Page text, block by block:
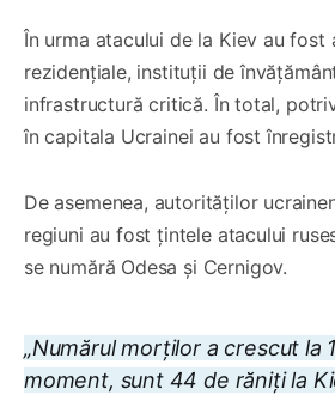
În urma atacului de la Kiev au fost
rezidențiale, instituții de
infrastructură critică. În total,
în capitala Ucrainei au fost
De asemenea, autorităților
regiuni au fost țintele atacului
se numără Odesa și Cernigov.
„Numărul morților a crescut la
moment, sunt 44 de răniți la